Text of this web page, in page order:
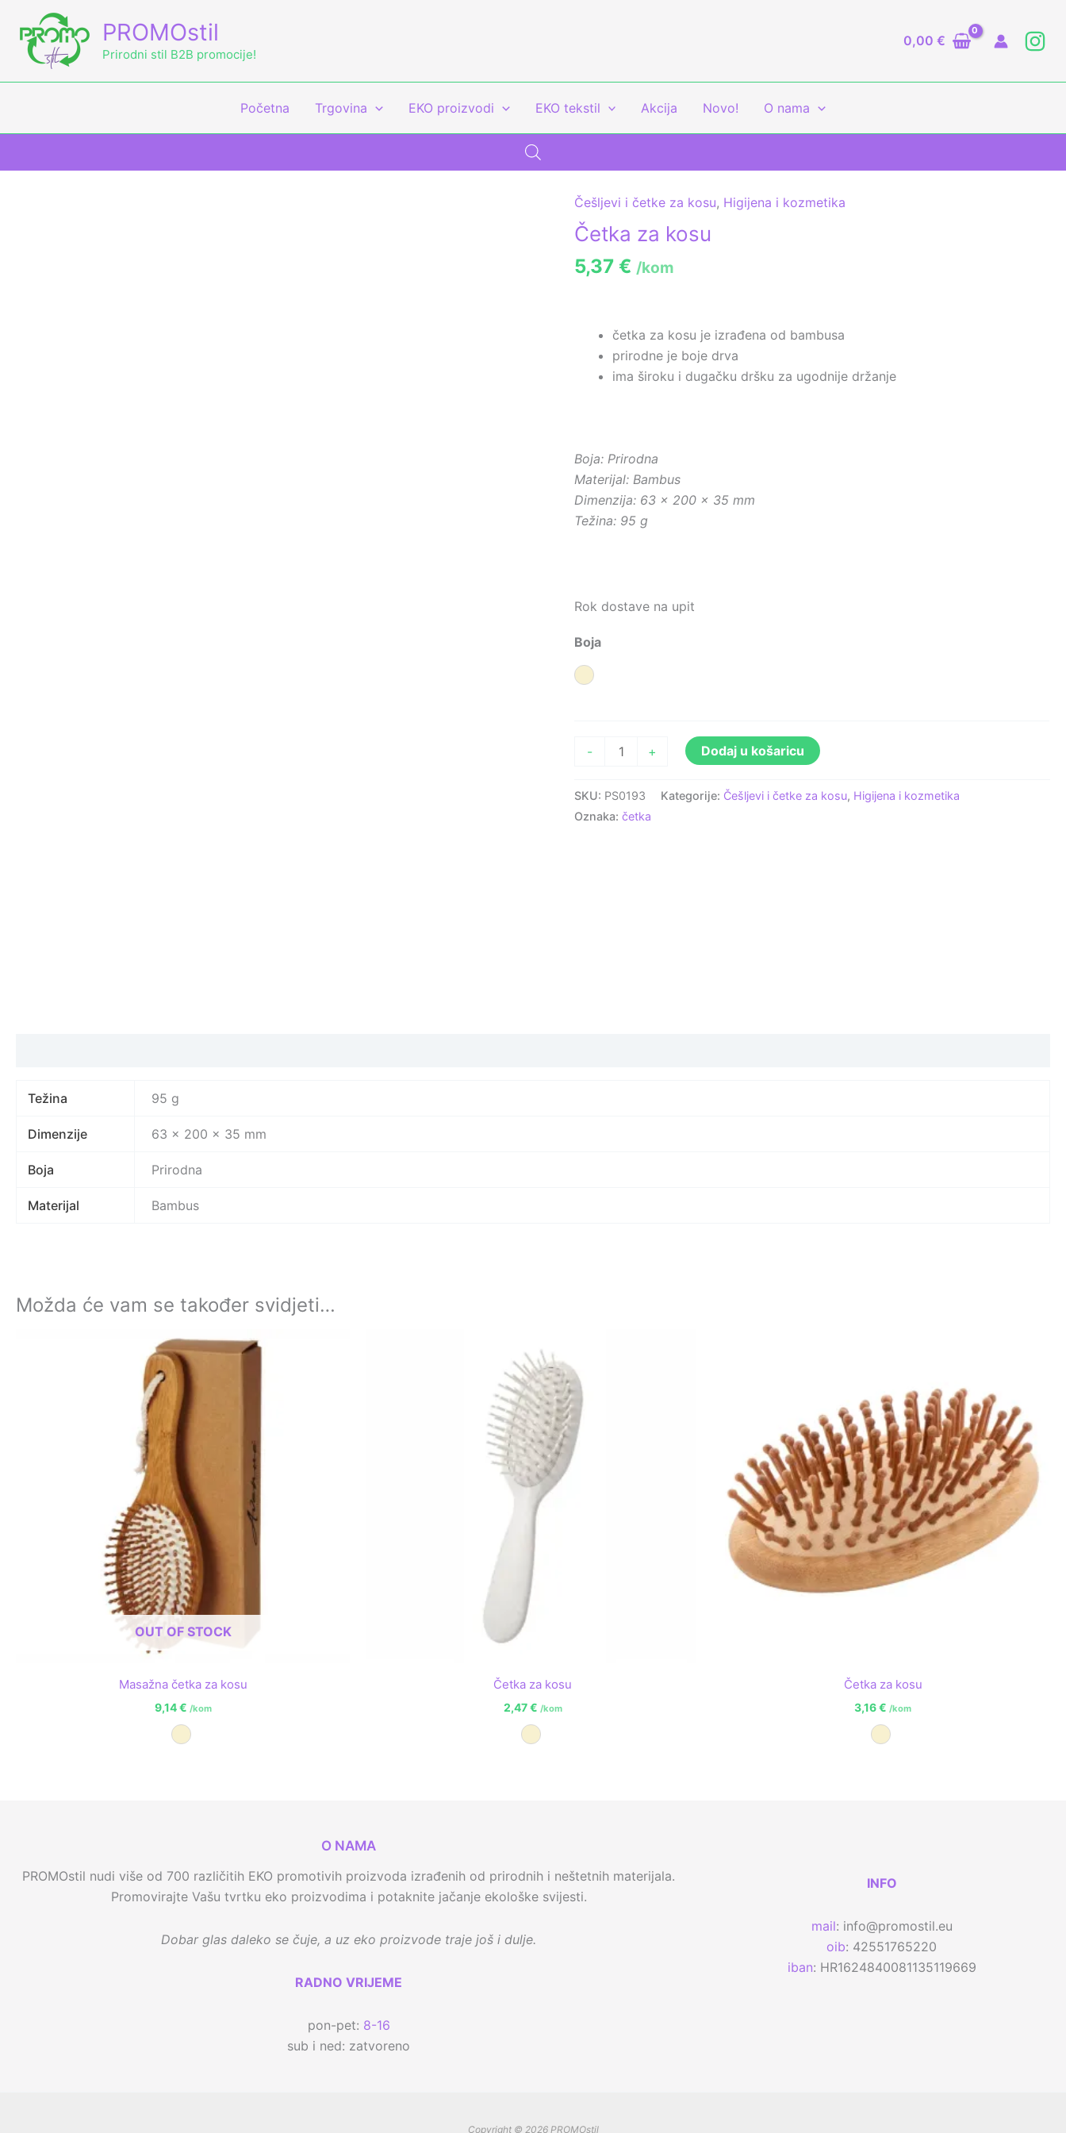
content
PROMOstil
Prirodni stil B2B promocije!
0,00 €
Početna Trgovina EKO proizvodi EKO tekstil Akcija Novo! O nama
Češljevi i četke za kosu, Higijena i kozmetika
Četka za kosu
5,37€ /kom
četka za kosu je izrađena od bambusa
prirodne je boje drva
ima široku i dugačku dršku za ugodnije držanje
Boja: Prirodna
Materijal: Bambus
Dimenzija: 63 x 200 x 35 mm
Težina: 95 g
Rok dostave na upit
Boja
Prirodna
-
Četka
za
kosu
količina
+ Dodaj u košaricu
SKU: PS0193 Kategorije: Češljevi i četke za kosu, Higijena i kozmetika
Oznaka:četka
Težina 95 g
Dimenzije 63 × 200 × 35 mm
Boja Prirodna
Materijal Bambus
Možda će vam se također svidjeti…
OUT OF STOCK
Masažna četka za kosu
9,14€ /kom
Prirodna
Četka za kosu
2,47€ /kom
Prirodna
Četka za kosu
3,16€ /kom
Prirodna
O NAMA
PROMOstil nudi više od 700 različitih EKO promotivih proizvoda izrađenih od prirodnih i neštetnih materijala.
Promovirajte Vašu tvrtku eko proizvodima i potaknite jačanje ekološke svijesti.
Dobar glas daleko se čuje, a uz eko proizvode traje još i dulje.
RADNO VRIJEME
pon-pet: 8-16
sub i ned: zatvoreno
INFO
mail: info@promostil.eu
oib: 42551765220
iban: HR1624840081135119669
Copyright © 2026 PROMOstil